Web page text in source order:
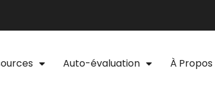
Auto-évaluation À Propos